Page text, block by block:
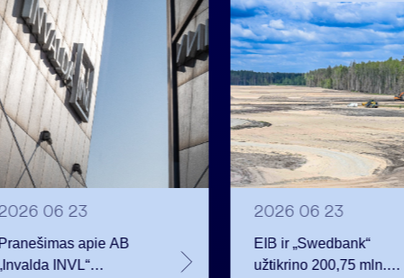
06 23
Pranešimas apie AB
INVL“
2026 06 23
EIB ir „Swedbank“
užtikrino 200,75 mln.